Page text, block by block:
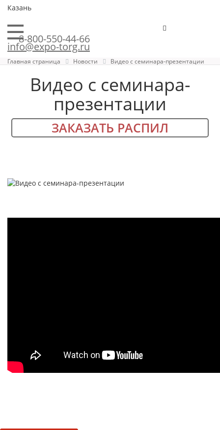
Казань
8-800-550-44-66
info@expo-torg.ru
Главная страница Новости Видео с семинара-презентации
Видео с семинара-
презентации
ЗАКАЗАТЬ РАСПИЛ